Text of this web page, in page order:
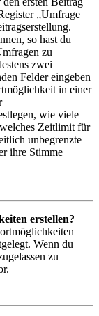
„Umfrage
so hast du
zu
zwei
Felder eingeben
in einer
wie viele
Zeitlimit für
unbegrenzte
ihre Stimme
erstellen?
Wenn du
zu